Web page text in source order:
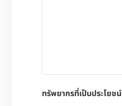
ทรัพยากรที่เป็นประโยชน์